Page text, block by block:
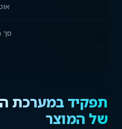
סך
תפקיד במערכת
של המוצר